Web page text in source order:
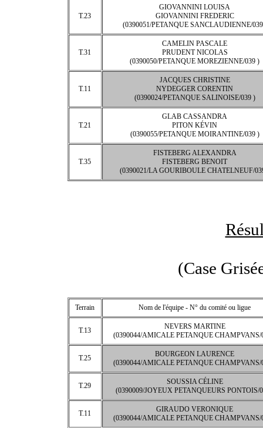
T.23
GIOVANNINI LOUISA
GIOVANNINI FREDERIC
(0390051/PETANQUE SANCLAUDIENNE/
T.31
CAMELIN PASCALE
PRUDENT NICOLAS
(0390050/PETANQUE MOREZIENNE/039 )
T.11
JACQUES CHRISTINE
NYDEGGER CORENTIN
(0390024/PETANQUE SALINOISE/039 )
T.21
GLAB CASSANDRA
PITON KÉVIN
(0390055/PETANQUE MOIRANTINE/039 )
T.35
FISTEBERG ALEXANDRA
FISTEBERG BENOIT
(0390021/LA GOURIBOULE CHATELNEUF/
(Case
Terrain Nom de l'équipe - N° du comité ou ligue
T.13
NEVERS MARTINE
(0390044/AMICALE PETANQUE CHAMPVANS/
T.25
BOURGEON LAURENCE
(0390044/AMICALE PETANQUE CHAMPVANS/
T.29
SOUSSIA CÉLINE
(0390009/JOYEUX PETANQUEURS PONTOIS/
T.11
GIRAUDO VERONIQUE
(0390044/AMICALE PETANQUE CHAMPVANS/